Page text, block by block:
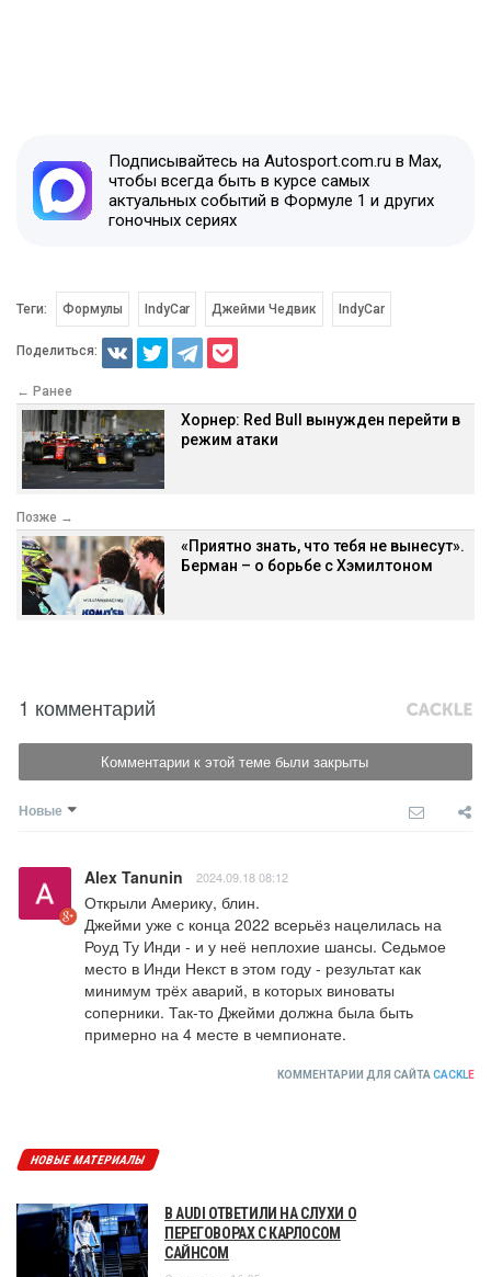
Подписывайтесь на Autosport.com.ru в Max,
чтобы всегда быть в курсе самых
актуальных событий в Формуле 1 и других
гоночных сериях
Теги: Формулы IndyCar Джейми Чедвик IndyCar
Поделиться:
← Ранее
Хорнер: Red Bull вынужден перейти в
режим атаки
Позже →
«Приятно знать, что тебя не вынесут».
Берман – о борьбе с Хэмилтоном
1 комментарий
Комментарии к этой теме были закрыты
Новые
Alex Tanunin 2024.09.18 08:12
Открыли Америку, блин.
Джейми уже с конца 2022 всерьёз нацелилась на
Роуд Ту Инди - и у неё неплохие шансы. Седьмое
место в Инди Некст в этом году - результат как
минимум трёх аварий, в которых виноваты
соперники. Так-то Джейми должна была быть
примерно на 4 месте в чемпионате.
КОММЕНТАРИИ ДЛЯ САЙТА CACKLE
НОВЫЕ МАТЕРИАЛЫ
В AUDI ОТВЕТИЛИ НА СЛУХИ О
ПЕРЕГОВОРАХ С КАРЛОСОМ
САЙНСОМ